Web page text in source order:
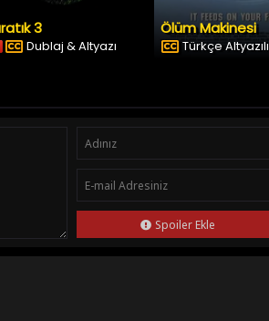
3
Dublaj & Altyazı
Ölüm Makinesi
Türkçe Altyazılı
Spoiler Ekle